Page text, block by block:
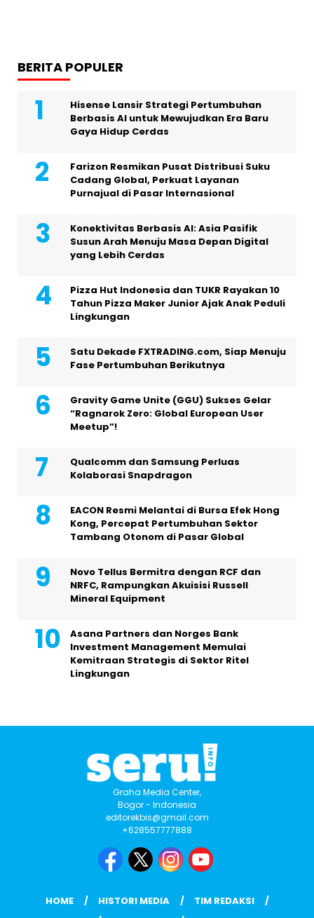
BERITA POPULER
Hisense Lansir Strategi Pertumbuhan
Berbasis AI untuk Mewujudkan Era Baru
Gaya Hidup Cerdas
Farizon Resmikan Pusat Distribusi Suku
Cadang Global, Perkuat Layanan
Purnajual di Pasar Internasional
Konektivitas Berbasis AI: Asia Pasifik
Susun Arah Menuju Masa Depan Digital
yang Lebih Cerdas
Pizza Hut Indonesia dan TUKR Rayakan 10
Tahun Pizza Maker Junior Ajak Anak Peduli
Lingkungan
Satu Dekade FXTRADING.com, Siap Menuju
Fase Pertumbuhan Berikutnya
Gravity Game Unite (GGU) Sukses Gelar
“Ragnarok Zero: Global European User
Meetup”!
Qualcomm dan Samsung Perluas
Kolaborasi Snapdragon
EACON Resmi Melantai di Bursa Efek Hong
Kong, Percepat Pertumbuhan Sektor
Tambang Otonom di Pasar Global
Novo Tellus Bermitra dengan RCF dan
NRFC, Rampungkan Akuisisi Russell
Mineral Equipment
Asana Partners dan Norges Bank
Investment Management Memulai
Kemitraan Strategis di Sektor Ritel
Lingkungan
Graha Media Center,
Bogor - Indonesia
editorekbis@gmail.com
+628557777888
HOME HISTORI MEDIA
TIM REDAKSI